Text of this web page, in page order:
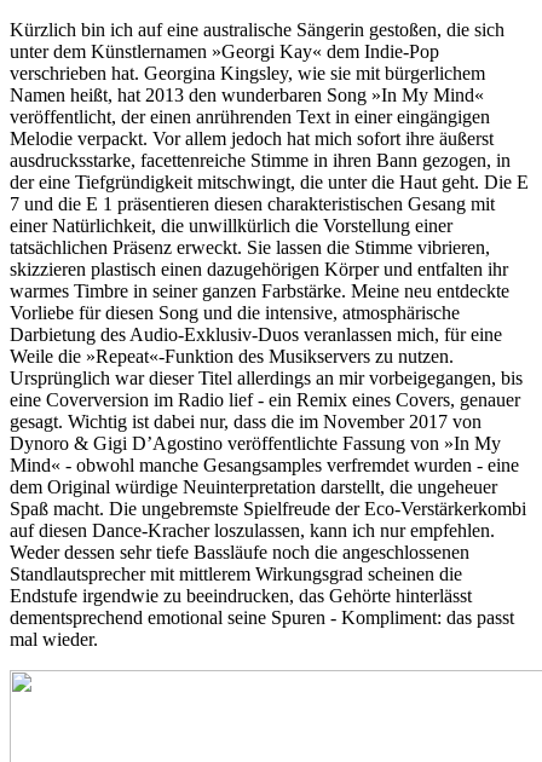
Kürzlich bin ich auf eine australische Sängerin gestoßen, die sich
unter dem Künstlernamen »Georgi Kay« dem Indie-Pop
verschrieben hat. Georgina Kingsley, wie sie mit bürgerlichem
Namen heißt, hat 2013 den wunderbaren Song »In My Mind«
veröffentlicht, der einen anrührenden Text in einer eingängigen
Melodie verpackt. Vor allem jedoch hat mich sofort ihre äußerst
ausdrucksstarke, facettenreiche Stimme in ihren Bann gezogen, in
der eine Tiefgründigkeit mitschwingt, die unter die Haut geht. Die E
7 und die E 1 präsentieren diesen charakteristischen Gesang mit
einer Natürlichkeit, die unwillkürlich die Vorstellung einer
tatsächlichen Präsenz erweckt. Sie lassen die Stimme vibrieren,
skizzieren plastisch einen dazugehörigen Körper und entfalten ihr
warmes Timbre in seiner ganzen Farbstärke. Meine neu entdeckte
Vorliebe für diesen Song und die intensive, atmosphärische
Darbietung des Audio-Exklusiv-Duos veranlassen mich, für eine
Weile die »Repeat«-Funktion des Musikservers zu nutzen.
Ursprünglich war dieser Titel allerdings an mir vorbeigegangen, bis
eine Coverversion im Radio lief - ein Remix eines Covers, genauer
gesagt. Wichtig ist dabei nur, dass die im November 2017 von
Dynoro & Gigi D’Agostino veröffentlichte Fassung von »In My
Mind« - obwohl manche Gesangsamples verfremdet wurden - eine
dem Original würdige Neuinterpretation darstellt, die ungeheuer
Spaß macht. Die ungebremste Spielfreude der Eco-Verstärkerkombi
auf diesen Dance-Kracher loszulassen, kann ich nur empfehlen.
Weder dessen sehr tiefe Bassläufe noch die angeschlossenen
Standlautsprecher mit mittlerem Wirkungsgrad scheinen die
Endstufe irgendwie zu beeindrucken, das Gehörte hinterlässt
dementsprechend emotional seine Spuren - Kompliment: das passt
mal wieder.